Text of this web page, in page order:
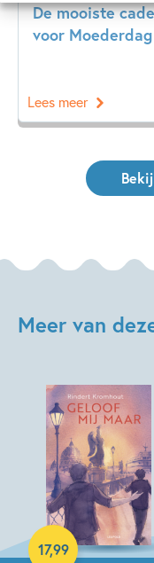
De mooiste
voor Moederdag
Lees meer
Meer van
17,99
Paperback